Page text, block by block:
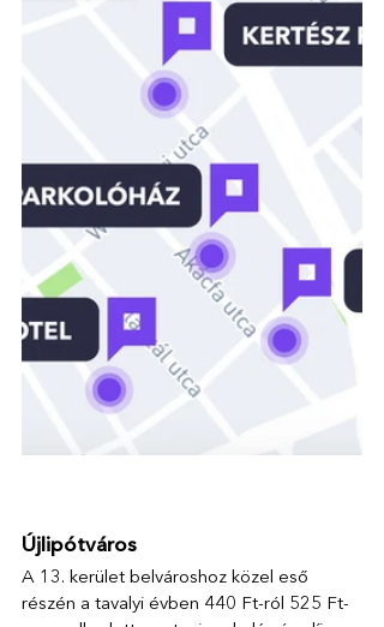
Újlipótváros
A 13. kerület belvároshoz közel eső
részén a tavalyi évben 440 Ft-ról 525 Ft-